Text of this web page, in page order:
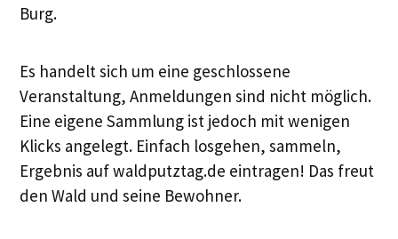
Burg.
Es handelt sich um eine geschlossene
Veranstaltung, Anmeldungen sind nicht möglich.
Eine eigene Sammlung ist jedoch mit wenigen
Klicks angelegt. Einfach losgehen, sammeln,
Ergebnis auf waldputztag.de eintragen! Das freut
den Wald und seine Bewohner.